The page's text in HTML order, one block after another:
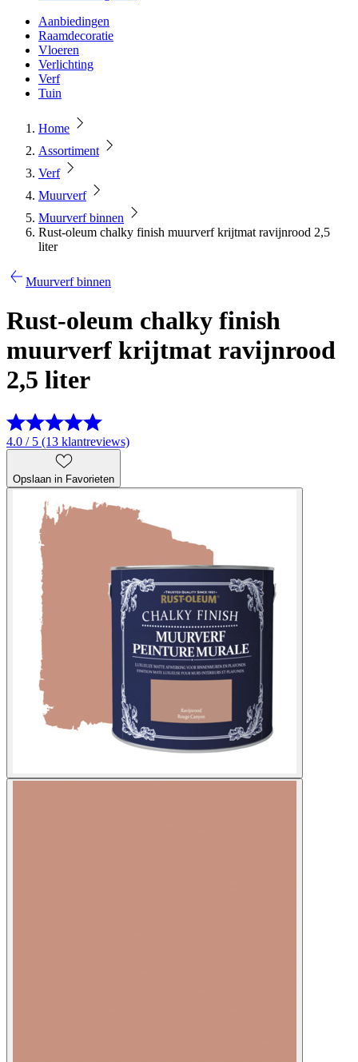
Aanbiedingen
Raamdecoratie
Vloeren
Verlichting
Verf
Tuin
Home
Assortiment
Verf
Muurverf
Muurverf binnen
Rust-oleum chalky finish muurverf krijtmat ravijnrood 2,5
liter
Muurverf binnen
Rust-oleum chalky finish
muurverf krijtmat ravijnrood
2,5 liter
4.0 / 5 (13 klantreviews)
Opslaan in Favorieten